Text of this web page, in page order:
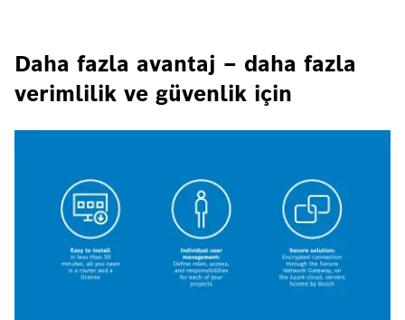
Daha fazla avantaj – daha fazla
verimlilik ve güvenlik için